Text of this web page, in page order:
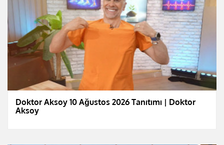
Doktor Aksoy 10 Ağustos 2026 Tanıtımı | Doktor
Aksoy